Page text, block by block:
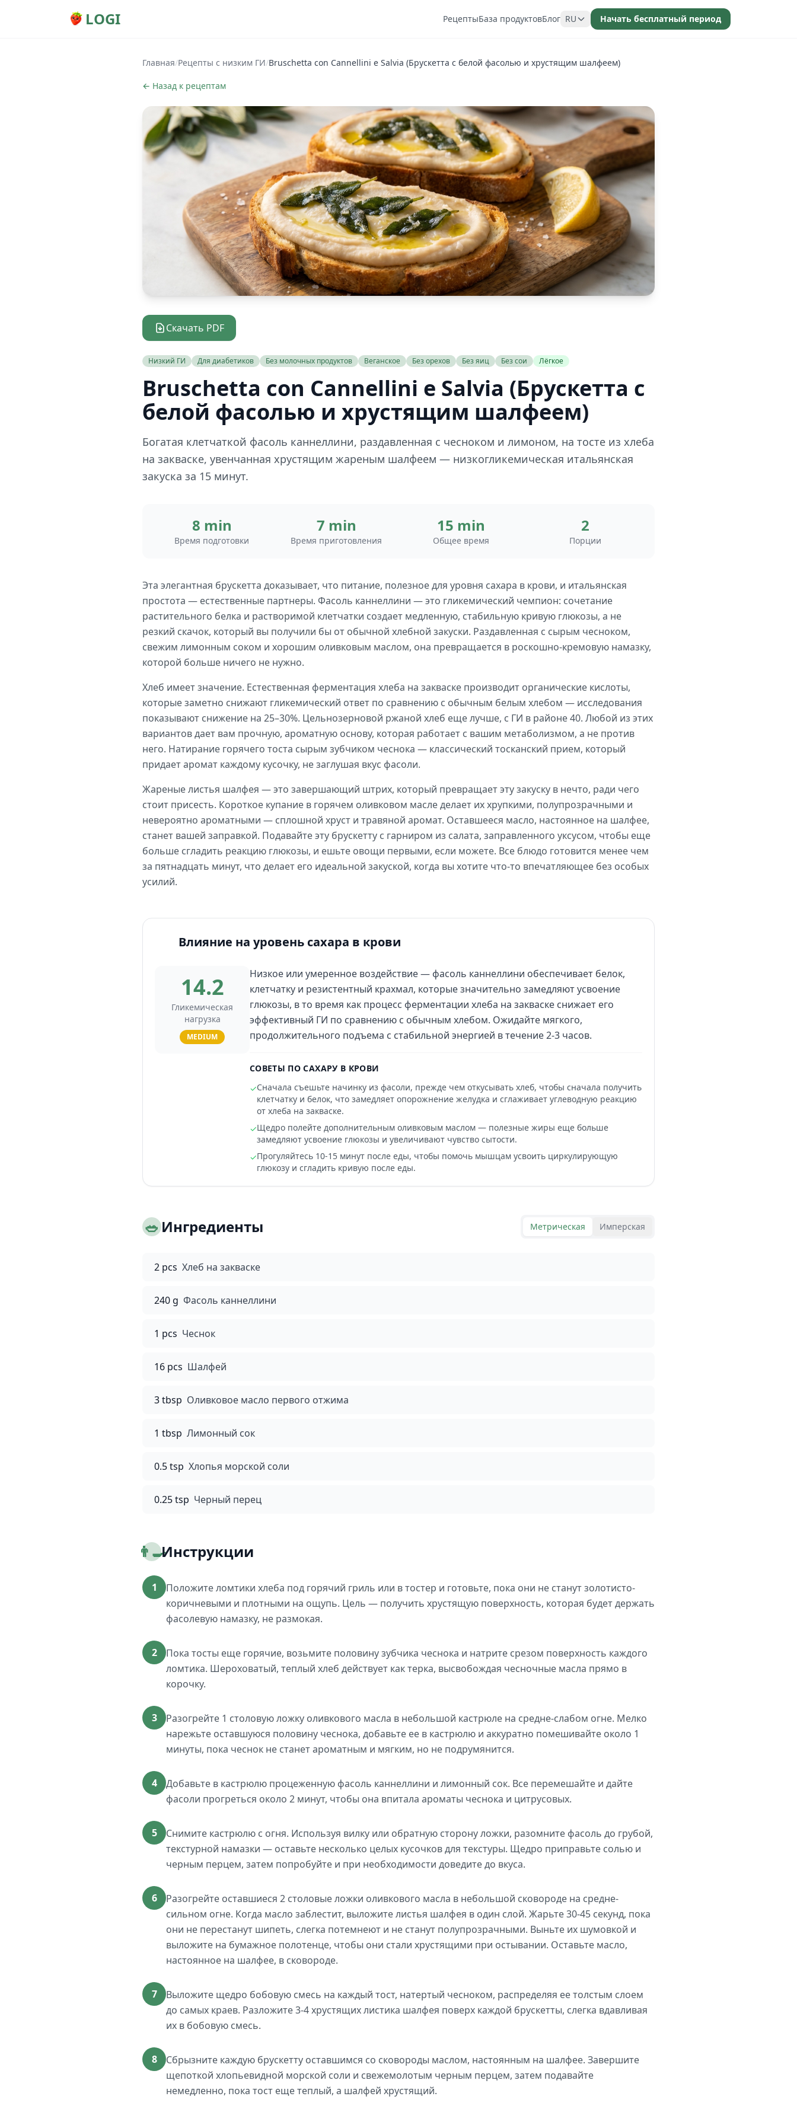
LOGI РецептыБаза продуктовБлог RU Начать бесплатный период
Главная/Рецепты с низким ГИ/Bruschetta con Cannellini e Salvia (Брускетта с белой фасолью и хрустящим шалфеем)
← Назад к рецептам
Скачать PDF
Низкий ГИ Для диабетиков Без молочных продуктов Веганское Без орехов Без яиц Без сои Лёгкое
Bruschetta con Cannellini e Salvia (Брускетта с
белой фасолью и хрустящим шалфеем)
Богатая клетчаткой фасоль каннеллини, раздавленная с чесноком и лимоном, на тосте из хлеба
на закваске, увенчанная хрустящим жареным шалфеем — низкогликемическая итальянская
закуска за 15 минут.
8 min
Время подготовки
7 min
Время приготовления
15 min
Общее время
2
Порции
Эта элегантная брускетта доказывает, что питание, полезное для уровня сахара в крови, и итальянская
простота — естественные партнеры. Фасоль каннеллини — это гликемический чемпион: сочетание
растительного белка и растворимой клетчатки создает медленную, стабильную кривую глюкозы, а не
резкий скачок, который вы получили бы от обычной хлебной закуски. Раздавленная с сырым чесноком,
свежим лимонным соком и хорошим оливковым маслом, она превращается в роскошно-кремовую намазку,
которой больше ничего не нужно.
Хлеб имеет значение. Естественная ферментация хлеба на закваске производит органические кислоты,
которые заметно снижают гликемический ответ по сравнению с обычным белым хлебом — исследования
показывают снижение на 25–30%. Цельнозерновой ржаной хлеб еще лучше, с ГИ в районе 40. Любой из этих
вариантов дает вам прочную, ароматную основу, которая работает с вашим метаболизмом, а не против
него. Натирание горячего тоста сырым зубчиком чеснока — классический тосканский прием, который
придает аромат каждому кусочку, не заглушая вкус фасоли.
Жареные листья шалфея — это завершающий штрих, который превращает эту закуску в нечто, ради чего
стоит присесть. Короткое купание в горячем оливковом масле делает их хрупкими, полупрозрачными и
невероятно ароматными — сплошной хруст и травяной аромат. Оставшееся масло, настоянное на шалфее,
станет вашей заправкой. Подавайте эту брускетту с гарниром из салата, заправленного уксусом, чтобы еще
больше сгладить реакцию глюкозы, и ешьте овощи первыми, если можете. Все блюдо готовится менее чем
за пятнадцать минут, что делает его идеальной закуской, когда вы хотите что-то впечатляющее без особых
усилий.
Влияние на уровень сахара в крови
14.2
Гликемическая
нагрузка
MEDIUM
Низкое или умеренное воздействие — фасоль каннеллини обеспечивает белок,
клетчатку и резистентный крахмал, которые значительно замедляют усвоение
глюкозы, в то время как процесс ферментации хлеба на закваске снижает его
эффективный ГИ по сравнению с обычным хлебом. Ожидайте мягкого,
продолжительного подъема с стабильной энергией в течение 2-3 часов.
СОВЕТЫ ПО САХАРУ В КРОВИ
✓Сначала съешьте начинку из фасоли, прежде чем откусывать хлеб, чтобы сначала получить
клетчатку и белок, что замедляет опорожнение желудка и сглаживает углеводную реакцию
от хлеба на закваске.
✓Щедро полейте дополнительным оливковым маслом — полезные жиры еще больше
замедляют усвоение глюкозы и увеличивают чувство сытости.
✓Прогуляйтесь 10-15 минут после еды, чтобы помочь мышцам усвоить циркулирующую
глюкозу и сгладить кривую после еды.
🥗Ингредиенты Метрическая Имперская
2 pcs Хлеб на закваске
240 g Фасоль каннеллини
1 pcs Чеснок
16 pcs Шалфей
3 tbsp Оливковое масло первого отжима
1 tbsp Лимонный сок
0.5 tsp Хлопья морской соли
0.25 tsp Черный перец
👨‍🍳Инструкции
1
Положите ломтики хлеба под горячий гриль или в тостер и готовьте, пока они не станут золотисто-
коричневыми и плотными на ощупь. Цель — получить хрустящую поверхность, которая будет держать
фасолевую намазку, не размокая.
2
Пока тосты еще горячие, возьмите половину зубчика чеснока и натрите срезом поверхность каждого
ломтика. Шероховатый, теплый хлеб действует как терка, высвобождая чесночные масла прямо в
корочку.
3
Разогрейте 1 столовую ложку оливкового масла в небольшой кастрюле на средне-слабом огне. Мелко
нарежьте оставшуюся половину чеснока, добавьте ее в кастрюлю и аккуратно помешивайте около 1
минуты, пока чеснок не станет ароматным и мягким, но не подрумянится.
4
Добавьте в кастрюлю процеженную фасоль каннеллини и лимонный сок. Все перемешайте и дайте
фасоли прогреться около 2 минут, чтобы она впитала ароматы чеснока и цитрусовых.
5
Снимите кастрюлю с огня. Используя вилку или обратную сторону ложки, разомните фасоль до грубой,
текстурной намазки — оставьте несколько целых кусочков для текстуры. Щедро приправьте солью и
черным перцем, затем попробуйте и при необходимости доведите до вкуса.
6
Разогрейте оставшиеся 2 столовые ложки оливкового масла в небольшой сковороде на средне-
сильном огне. Когда масло заблестит, выложите листья шалфея в один слой. Жарьте 30-45 секунд, пока
они не перестанут шипеть, слегка потемнеют и не станут полупрозрачными. Выньте их шумовкой и
выложите на бумажное полотенце, чтобы они стали хрустящими при остывании. Оставьте масло,
настоянное на шалфее, в сковороде.
7
Выложите щедро бобовую смесь на каждый тост, натертый чесноком, распределяя ее толстым слоем
до самых краев. Разложите 3-4 хрустящих листика шалфея поверх каждой брускетты, слегка вдавливая
их в бобовую смесь.
8
Сбрызните каждую брускетту оставшимся со сковороды маслом, настоянным на шалфее. Завершите
щепоткой хлопьевидной морской соли и свежемолотым черным перцем, затем подавайте
немедленно, пока тост еще теплый, а шалфей хрустящий.